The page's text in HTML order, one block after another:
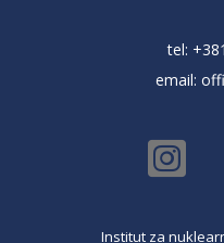
tel:
email:
Institut za